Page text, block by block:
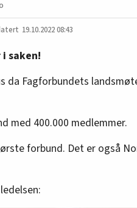
19.10.2022 08:43
saken!
da Fagforbundets
med 400.000 medlemmer.
forbund. Det er også